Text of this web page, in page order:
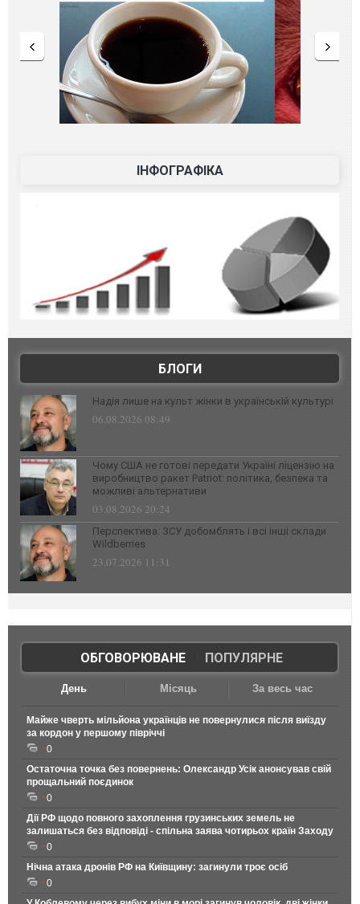
ІНФОГРАФІКА
БЛОГИ
Надія лише на культ жінки в українській культурі
06.08.2026 08:49
Чому США не готові передати Україні ліцензію на
виробництво ракет Patriot: політика, безпека та
можливі альтернативи
03.08.2026 20:24
Перспектива: ЗСУ добомблять і всі інші склади
Wildberries
23.07.2026 11:31
ОБГОВОРЮВАНЕ| ПОПУЛЯРНЕ
День Місяць За весь час
Майже чверть мільйона українців не повернулися після виїзду
за кордон у першому півріччі
0
Остаточна точка без повернень: Олександр Усік анонсував свій
прощальний поєдинок
0
Дії РФ щодо повного захоплення грузинських земель не
залишаться без відповіді - спільна заява чотирьох країн Заходу
0
Нічна атака дронів РФ на Київщину: загинули троє осіб
0